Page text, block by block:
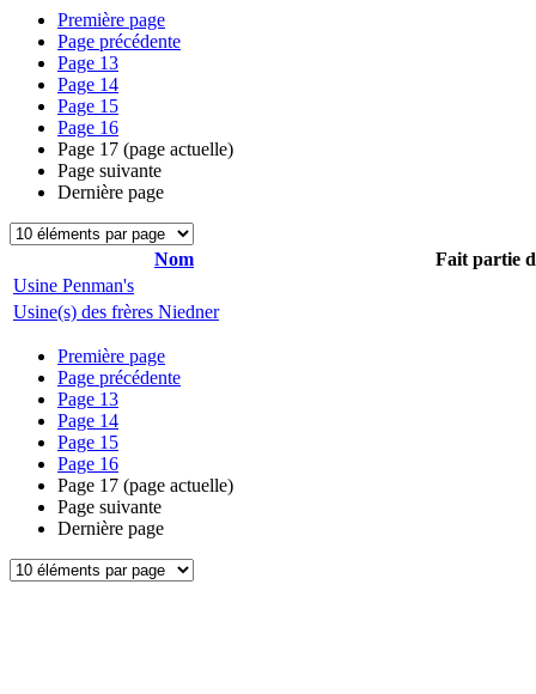
Première page
Page précédente
Page 13
Page 14
Page 15
Page 16
Page 17 (page actuelle)
Page suivante
Dernière page
Nom
Fait partie
Usine Penman's
Usine(s) des frères Niedner
Première page
Page précédente
Page 13
Page 14
Page 15
Page 16
Page 17 (page actuelle)
Page suivante
Dernière page